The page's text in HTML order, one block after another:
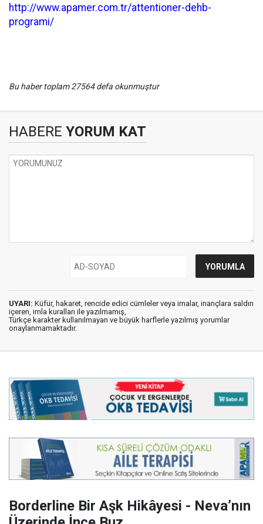
http://www.apamer.com.tr/attentioner-dehb-
programi/
Bu haber toplam 27564 defa okunmuştur
HABERE YORUM KAT
UYARI: Küfür, hakaret, rencide edici cümleler veya imalar, inançlara saldırı
içeren, imla kuralları ile yazılmamış,
Türkçe karakter kullanılmayan ve büyük harflerle yazılmış yorumlar
onaylanmamaktadır.
Borderline Bir Aşk Hikâyesi - Neva’nın